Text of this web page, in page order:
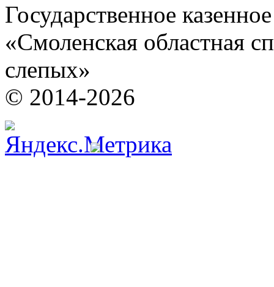
Государственное
«Смоленская областная
слепых»
© 2014-2026